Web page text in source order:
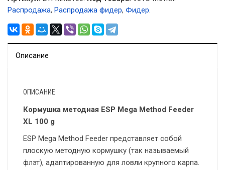
Распродажа, Распродажа фидер, Фидер.
Описание
ОПИСАНИЕ
Кормушка методная ESP Mega Method Feeder
XL 100 g
ESP Mega Method Feeder представляет собой
плоскую методную кормушку (так называемый
флэт), адаптированную для ловли крупного карпа.